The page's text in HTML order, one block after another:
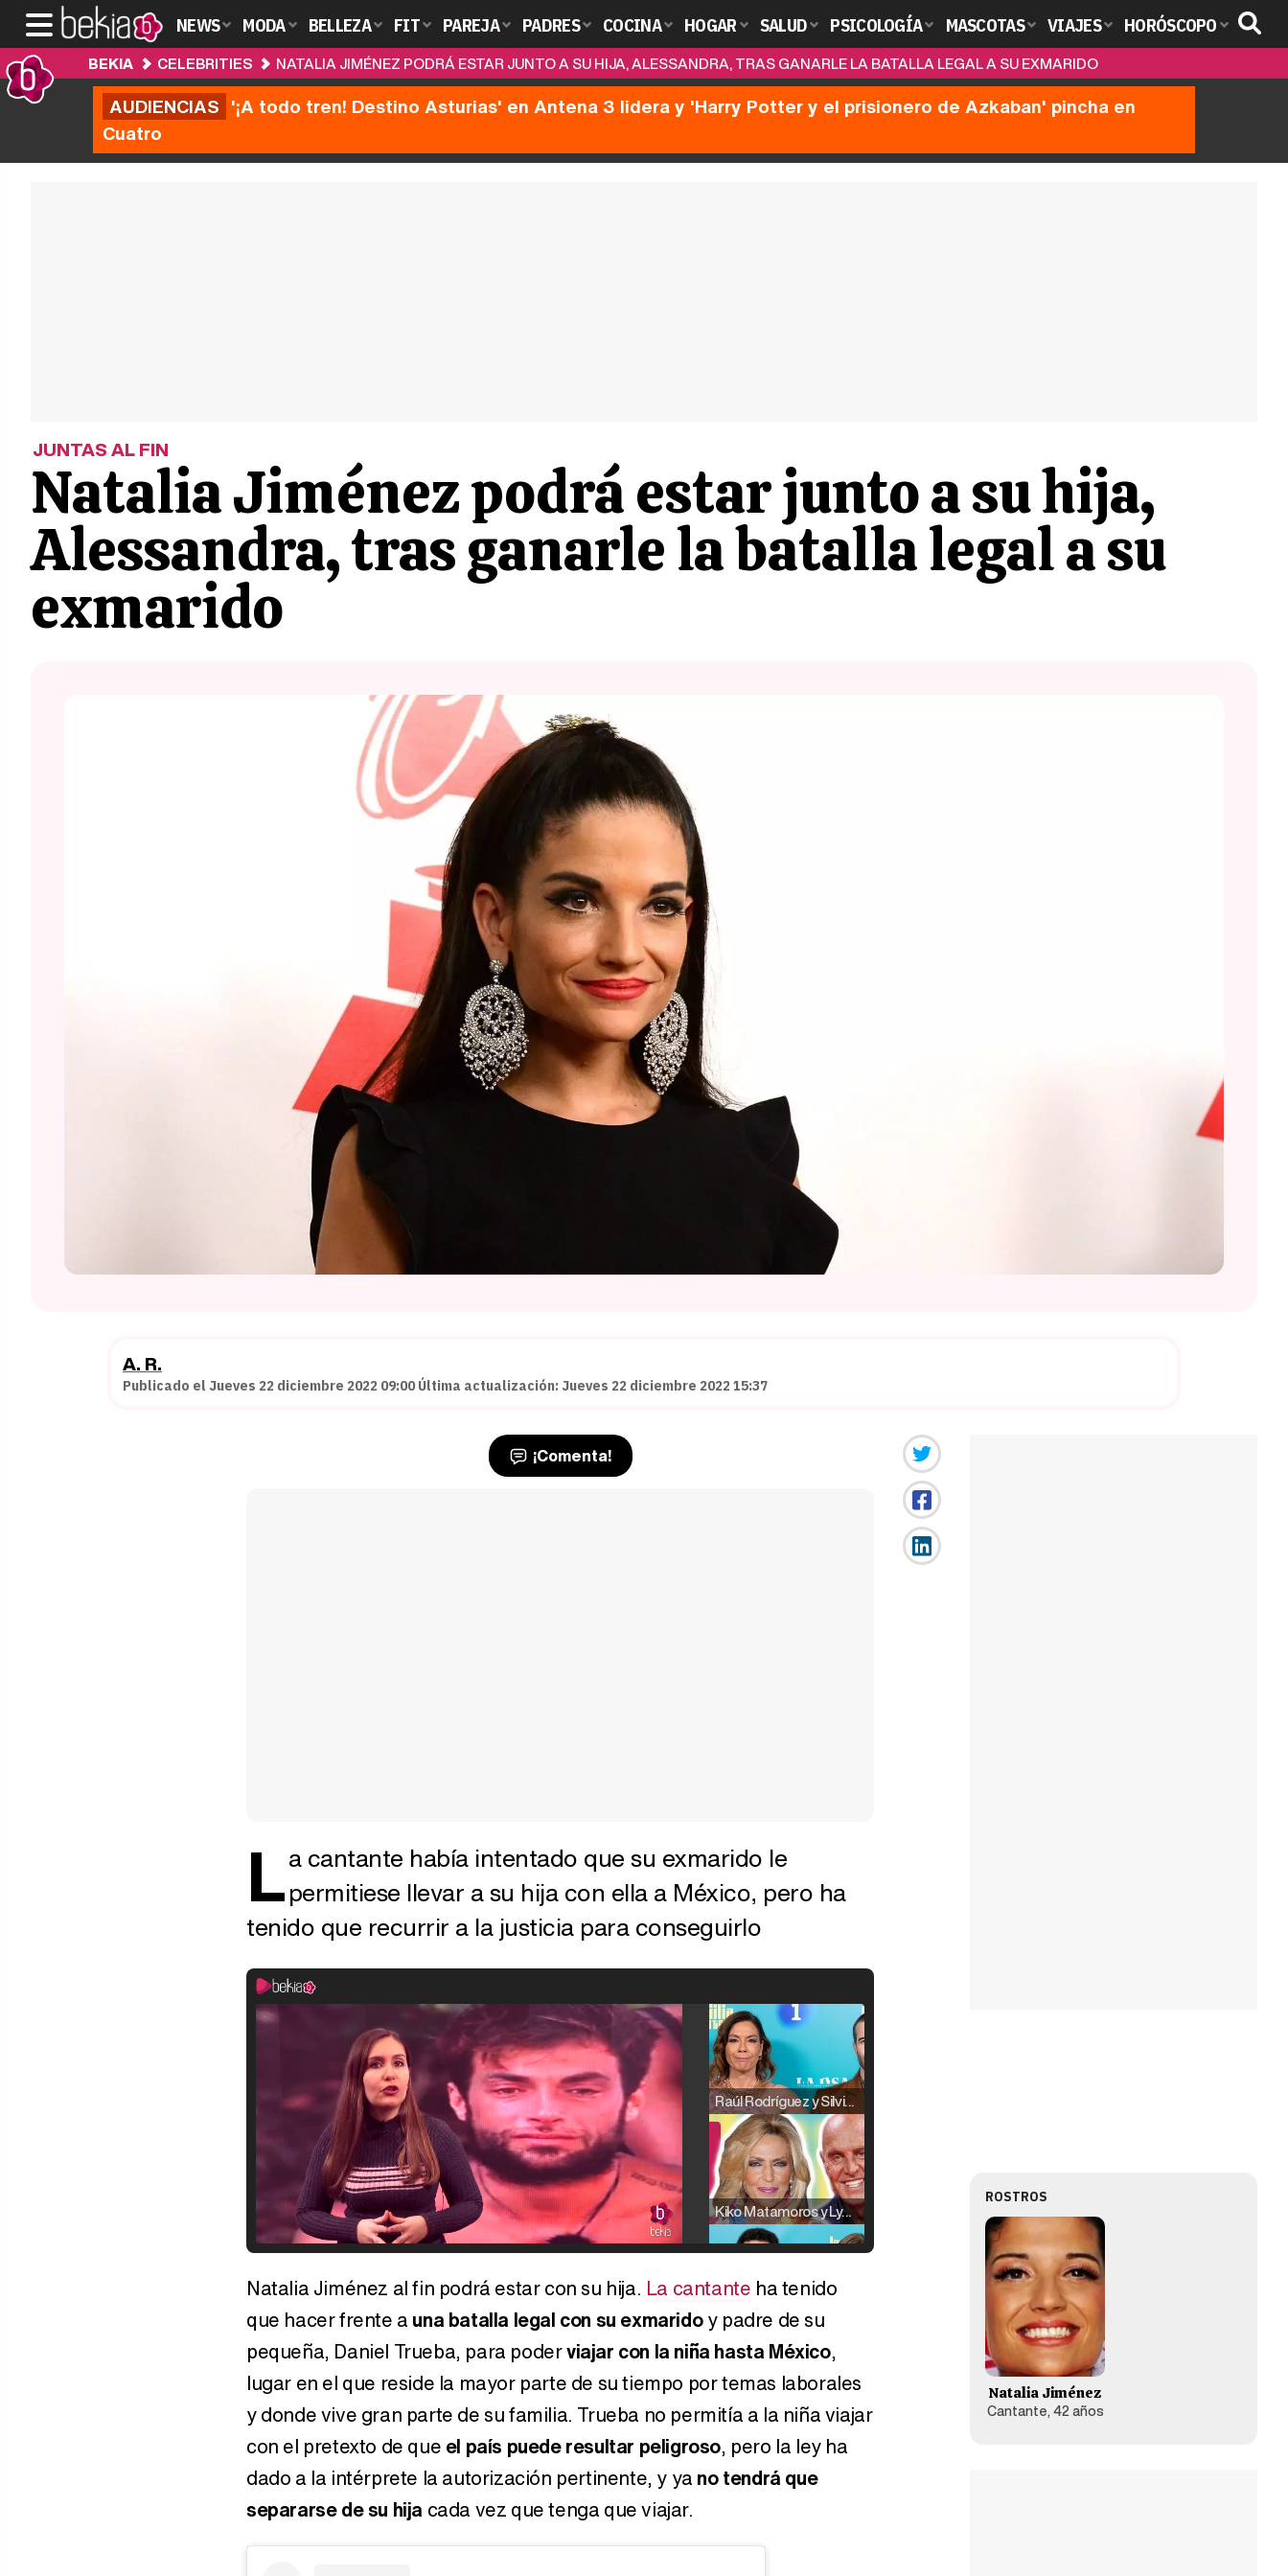
NEWS MODA BELLEZA FIT PAREJA PADRES COCINA HOGAR SALUD PSICOLOGÍA MASCOTAS VIAJES HORÓSCOPO
BEKIA CELEBRITIES NATALIA JIMÉNEZ PODRÁ ESTAR JUNTO A SU HIJA, ALESSANDRA, TRAS GANARLE LA BATALLA LEGAL A SU EXMARIDO
AUDIENCIAS '¡A todo tren! Destino Asturias' en Antena 3 lidera y 'Harry Potter y el prisionero de Azkaban' pincha en
Cuatro
JUNTAS AL FIN
Natalia Jiménez podrá estar junto a su hija,
Alessandra, tras ganarle la batalla legal a su
exmarido
A. R.
Publicado el Jueves 22 diciembre 2022 09:00 Última actualización: Jueves 22 diciembre 2022 15:37
¡Comenta!
La cantante había intentado que su exmarido le
permitiese llevar a su hija con ella a México, pero ha
tenido que recurrir a la justicia para conseguirlo
Raúl Rodríguez y Silvia Taulés nos cuentan su papel en 'La familia de la tele'
Kiko Matamoros y Lydia Lozano: "Nuestro público es de todas las edades y RTVE tiene un público muy pegado a las novelas, al que tenemos que captar"
Así se tomó Felipe VI que la Infanta Sofía no quisiera recibir formación militar
Natalia Jiménez al fin podrá estar con su hija. La cantante ha tenido
que hacer frente a una batalla legal con su exmaridoy padre de su
pequeña, Daniel Trueba, para poderviajar con la niña hasta México,
lugar en el que reside la mayor parte de su tiempo por temas laborales
y donde vive gran parte de su familia. Trueba no permitía a la niña viajar
con el pretexto de que el país puede resultar peligroso, pero la ley ha
dado a la intérprete la autorización pertinente, y ya no tendrá que
separarse de su hija cada vez que tenga que viajar.
ROSTROS
Natalia Jiménez
Cantante, 42 años